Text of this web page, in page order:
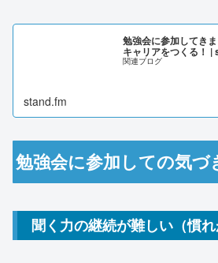
勉強会に参加してき
キャリアをつくる！ |
関連ブログ
stand.fm
勉強会に参加しての気づ
聞く力の継続が難しい（慣れ